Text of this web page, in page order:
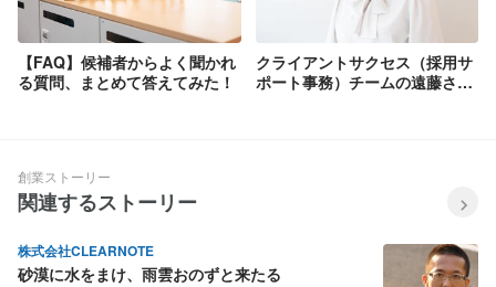
【FAQ】候補者からよく聞かれ
る質問、まとめて答えてみた！
クライアントサクセス（採用サ
ポート事務）チームの遠藤さん
創業ストーリー
関連するストーリー
株式会社CLEARNOTE
砂漠に水をまけ、雨雲おのずと来たる